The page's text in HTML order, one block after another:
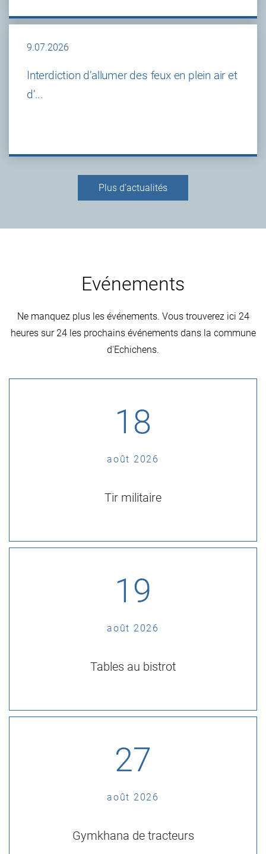
9.07.2026
Interdiction d’allumer des feux en plein air et
d’...
Plus d’actualités
Evénements
Ne manquez plus les événements. Vous trouverez ici 24
heures sur 24 les prochains événements dans la commune
d'Echichens.
18
août 2026
Tir militaire
19
août 2026
Tables au bistrot
27
août 2026
Gymkhana de tracteurs